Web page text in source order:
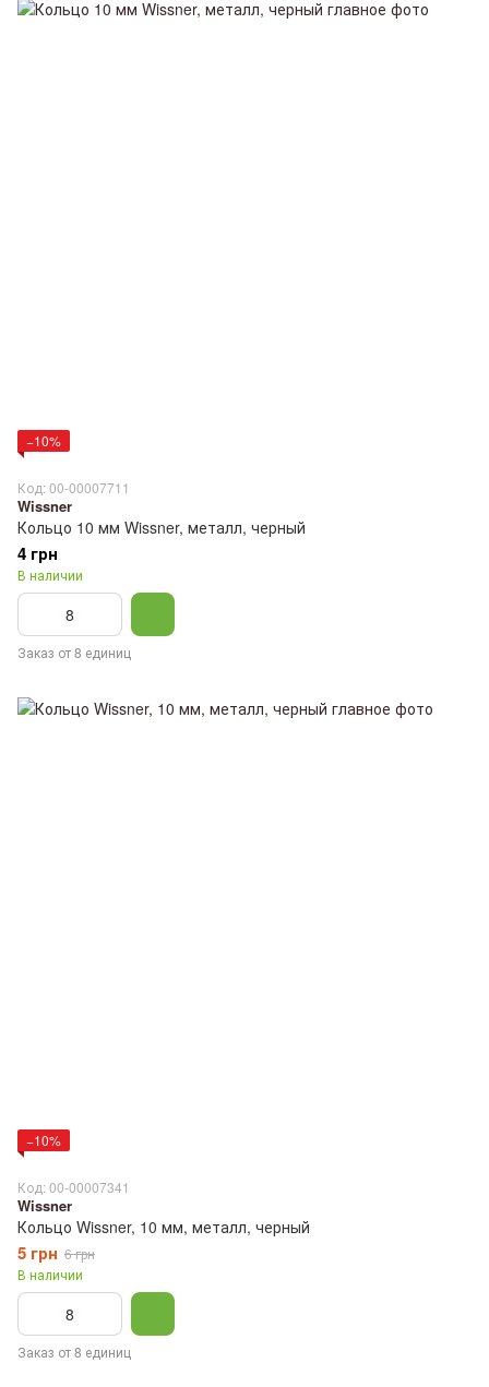
−10%
Код: 00-00007711
Wissner
Кольцо 10 мм Wissner, металл, черный
4 грн
В наличии
Заказ от 8 единиц
−10%
Код: 00-00007341
Wissner
Кольцо Wissner, 10 мм, металл, черный
5 грн 6 грн
В наличии
Заказ от 8 единиц